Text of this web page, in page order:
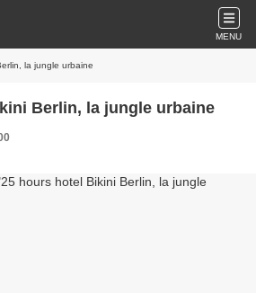
MENU
la jungle urbaine
Berlin, la jungle urbaine